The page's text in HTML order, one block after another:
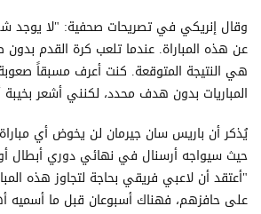
وقال إنريكي في تصريحات صحفية: "لا يوجد
عن هذه المباراة. عندما تلعب كرة القدم
هي النتيجة المتوقعة. كنت أعرف مسبقاً
المباريات بدون هدف محدد، لكنني أشعر
حيث سيواجه أرسنال في نهائي دوري أبطال
"أعتقد أن لاعبي فريقي بحاجة لتجاوز هذه
على حافزهم، فهناك أسبوعان قبل ما أسميه